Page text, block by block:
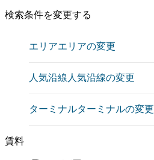
検索条件を変更する
エリアエリアの変更
人気沿線 人気沿線の変更
ターミナルターミナルの変更
賃料